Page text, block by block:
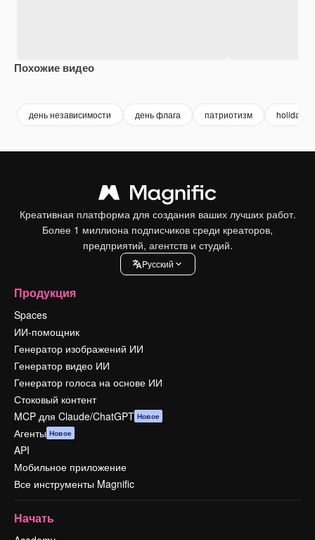
Похожие видео
день независимости день флага патриотизм holiday
Креативная платформа для создания ваших лучших работ.
Более 1 миллиона подписчиков среди креаторов,
предприятий, агентств и студий.
Pусский
Продукция
Spaces
ИИ-помощник
Генератор изображений ИИ
Генератор видео ИИ
Генератор голоса на основе ИИ
Стоковый контент
MCP для Claude/ChatGPT Новое
Агенты Новое
API
Мобильное приложение
Все инструменты Magnific
Начать